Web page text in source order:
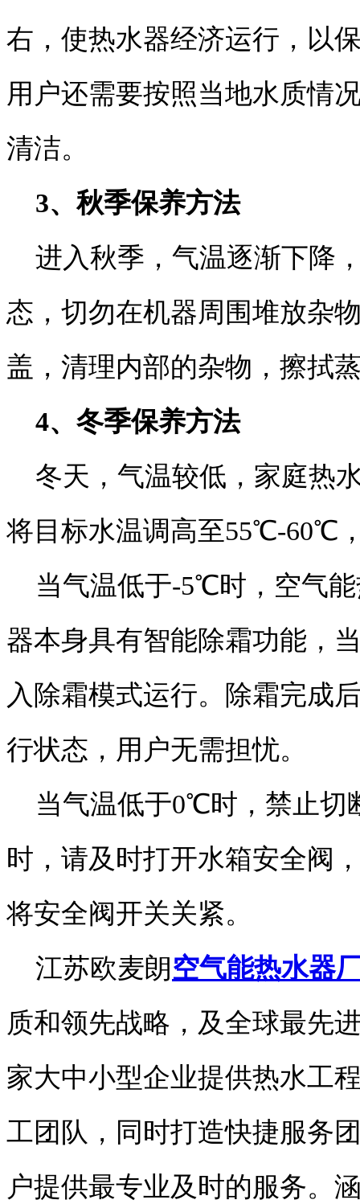
右，使热水器经济运行，以
用户还需要按照当地水质情
清洁。
3、秋季保养方法
进入秋季，气温逐渐下降
态，切勿在机器周围堆放杂
盖，清理内部的杂物，擦拭
4、冬季保养方法
冬天，气温较低，家庭热
将目标水温调高至55℃-60℃
当气温低于-5℃时，空气能
器本身具有智能除霜功能，
入除霜模式运行。除霜完成
行状态，用户无需担忧。
当气温低于0℃时，禁止切
时，请及时打开水箱安全阀
将安全阀开关关紧。
江苏欧麦朗空气能热水器
质和领先战略，及全球最先
家大中小型企业提供热水工
工团队，同时打造快捷服务
户提供最专业及时的服务。